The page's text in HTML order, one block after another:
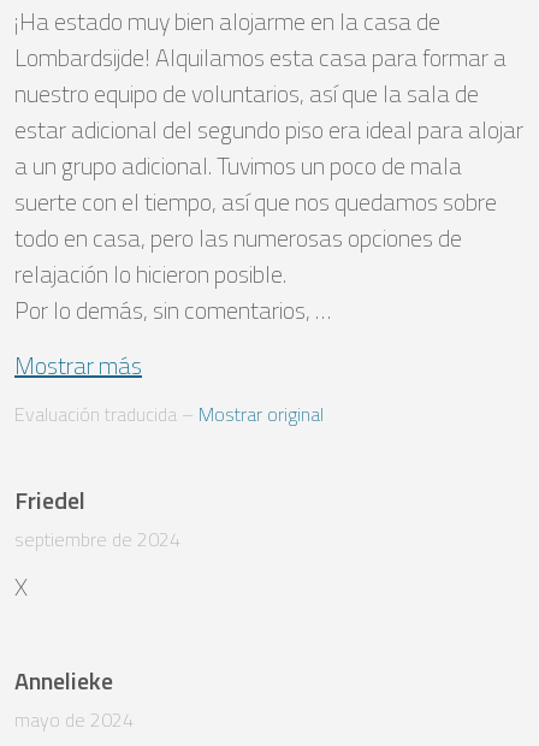
¡Ha estado muy bien alojarme en la casa de
Lombardsijde! Alquilamos esta casa para formar a
nuestro equipo de voluntarios, así que la sala de
estar adicional del segundo piso era ideal para alojar
a un grupo adicional. Tuvimos un poco de mala
suerte con el tiempo, así que nos quedamos sobre
todo en casa, pero las numerosas opciones de
relajación lo hicieron posible.
Por lo demás, sin comentarios, …
Mostrar más
Evaluación traducida – Mostrar original
Friedel
septiembre de 2024
X
Annelieke
mayo de 2024